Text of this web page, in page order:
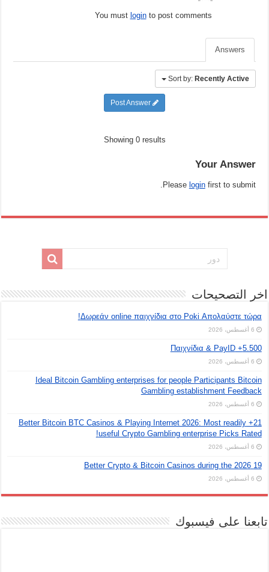
You must loginto post comments
Answers
Sort by: Recently Active
Showing 0 results
Your Answer
Please loginfirst to submit.
اخر التصحيحات
Δωρεάν online παιχνίδια στο Poki Απολαύστε τώρα!
6 أغسطس، 2026
5.500+ Παιχνίδια & PayID
6 أغسطس، 2026
Ideal Bitcoin Gambling enterprises for people Participants Bitcoin
Gambling establishment Feedback
6 أغسطس، 2026
21+ Better Bitcoin BTC Casinos & Playing Internet 2026: Most readily
useful Crypto Gambling enterprise Picks Rated!
6 أغسطس، 2026
19 Better Crypto & Bitcoin Casinos during the 2026
6 أغسطس، 2026
تابعنا على فيسبوك